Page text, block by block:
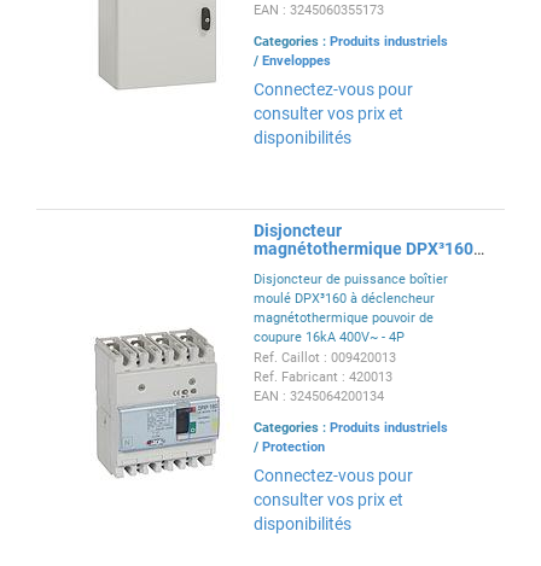
agents climatiques - Nema 4x -
EAN : 3245060355173
Categories : Produits industriels
/ Enveloppes
Connectez-vous pour
consulter vos prix et
disponibilités
Disjoncteur
magnétothermique DPX³160
400V~ - 4P - 63A
Disjoncteur de puissance boîtier
moulé DPX³160 à déclencheur
magnétothermique pouvoir de
coupure 16kA 400V~ - 4P
intensité 63A - livré avec vis de
fixation, et bornes à cages
Ref. Caillot : 009420013
Ref. Fabricant : 420013
EAN : 3245064200134
Categories : Produits industriels
/ Protection
Connectez-vous pour
consulter vos prix et
disponibilités